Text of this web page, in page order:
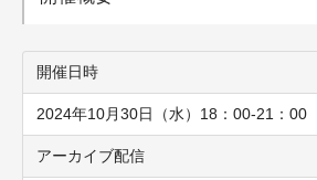
開催日時
2024年10月30日（水）18：00-21：00
アーカイブ配信